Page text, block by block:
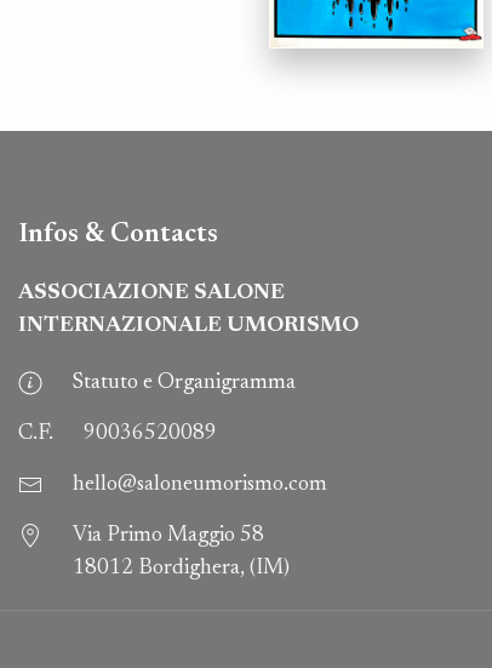
Infos & Contacts
ASSOCIAZIONE SALONE
INTERNAZIONALE UMORISMO
Statuto e Organigramma
C.F. 90036520089
hello@saloneumorismo.com
Via Primo Maggio 58
18012 Bordighera, (IM)